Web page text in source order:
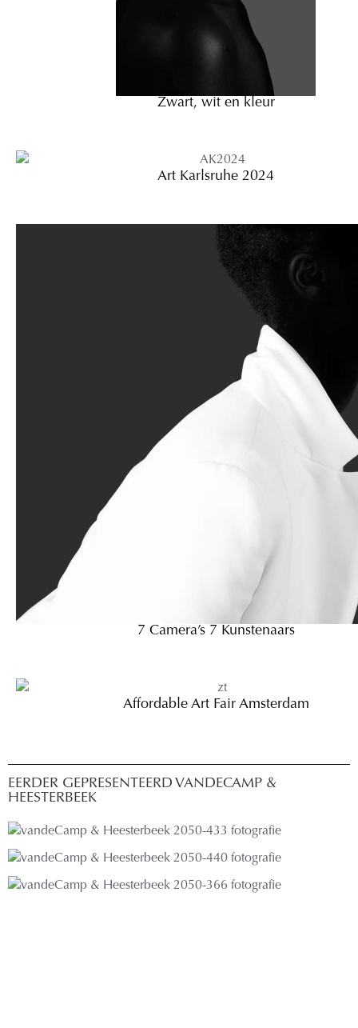
Zwart, wit en kleur
Art Karlsruhe 2024
7 Camera’s 7 Kunstenaars
Affordable Art Fair Amsterdam
EERDER GEPRESENTEERD VANDECAMP &
HEESTERBEEK